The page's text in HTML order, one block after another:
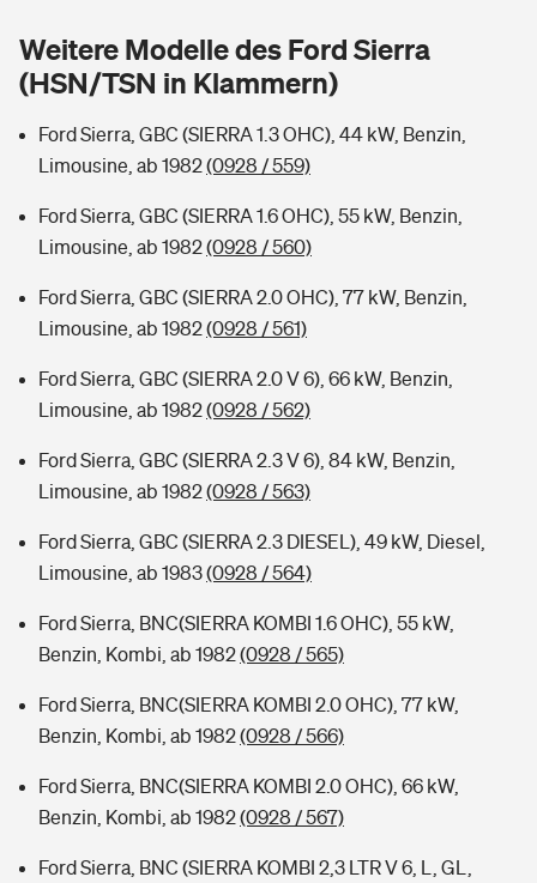
Wer versichert was: Jetzt Versicherer finden
Sie haben Fragen?
Musikinstrumentenversicherung
Zur Übersicht
Kinderunfall-Check: Mehr Sicherheit für deine Kids
Typklassen: So ist Ihr Auto eingestuft
Rentenrechner: Wie viel Geld bekomme ich im Alter?
Weitere Modelle des Ford Sierra
(HSN/TSN in Klammern)
Ford Sierra, GBC (SIERRA 1.3 OHC), 44 kW, Benzin,
Limousine, ab 1982(0928 / 559)
Ford Sierra, GBC (SIERRA 1.6 OHC), 55 kW, Benzin,
Limousine, ab 1982(0928 / 560)
Ford Sierra, GBC (SIERRA 2.0 OHC), 77 kW, Benzin,
Limousine, ab 1982(0928 / 561)
Ford Sierra, GBC (SIERRA 2.0 V 6), 66 kW, Benzin,
Limousine, ab 1982(0928 / 562)
Ford Sierra, GBC (SIERRA 2.3 V 6), 84 kW, Benzin,
Limousine, ab 1982(0928 / 563)
Ford Sierra, GBC (SIERRA 2.3 DIESEL), 49 kW, Diesel,
Limousine, ab 1983(0928 / 564)
Ford Sierra, BNC(SIERRA KOMBI 1.6 OHC), 55 kW,
Benzin, Kombi, ab 1982(0928 / 565)
Ford Sierra, BNC(SIERRA KOMBI 2.0 OHC), 77 kW,
Benzin, Kombi, ab 1982(0928 / 566)
Ford Sierra, BNC(SIERRA KOMBI 2.0 OHC), 66 kW,
Benzin, Kombi, ab 1982(0928 / 567)
Ford Sierra, BNC (SIERRA KOMBI 2,3 LTR V 6, L, GL,